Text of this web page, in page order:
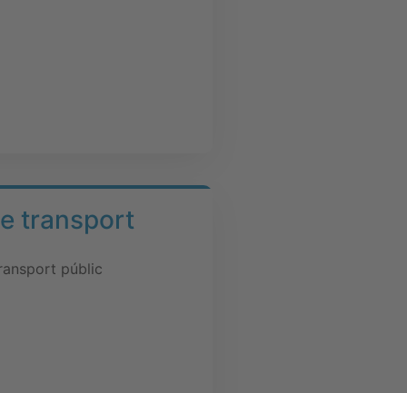
transport
públic